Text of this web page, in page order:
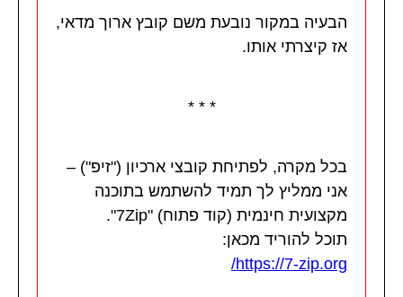
הבעיה במקור נובעת משם קובץ ארוך מדאי,
אז קיצרתי אותו.
* * *
בכל מקרה, לפתיחת קובצי ארכיון ("זיפ") –
אני ממליץ לך תמיד להשתמש בתוכנה
מקצועית חינמית (קוד פתוח) "7Zip".
תוכל להוריד מכאן:
https://7-zip.org/